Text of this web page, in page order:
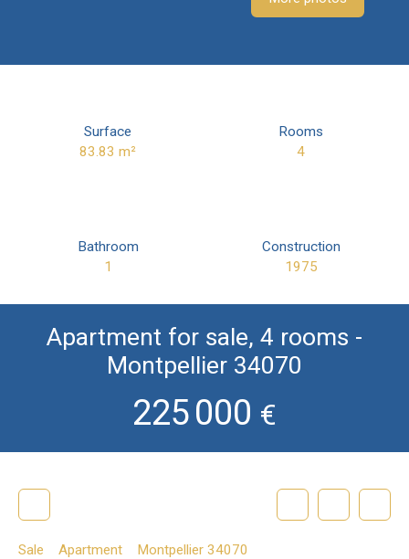
Surface
83.83m²
Rooms
4
Bathroom
1
Construction
1975
Apartment for sale, 4 rooms -
Montpellier 34070
225 000 €
Sale Apartment
Montpellier 34070